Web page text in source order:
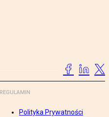
REGULAMIN
Polityka Prywatności